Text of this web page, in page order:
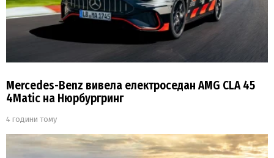
Mercedes-Benz вивела електроседан AMG CLA 45
4Matic на Нюрбургринг
4 години тому